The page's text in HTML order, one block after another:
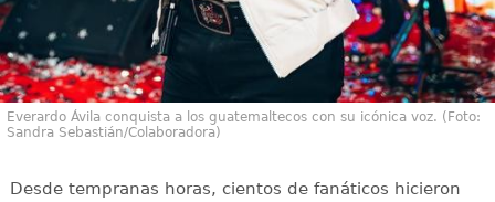
Everardo Ávila conquista a los guatemaltecos con su icónica voz. (Foto:
Sandra Sebastián/Colaboradora)
Desde tempranas horas, cientos de fanáticos hicieron